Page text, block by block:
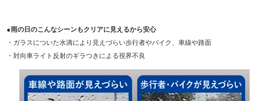
●雨の日のこんなシーンもクリアに見えるから安心
・ガラスについた水滴により見えづらい歩行者やバイク、車線や路面
・対向車ライト反射のギラつきによる視界不良